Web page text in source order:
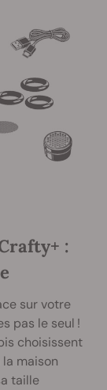
:
sur votre
pas le seul !
choisissent
maison
taille